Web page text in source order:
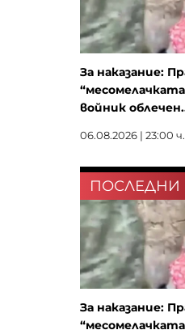
За наказание:
войник
06.08.2026 | 23:00 ч.
За наказание: